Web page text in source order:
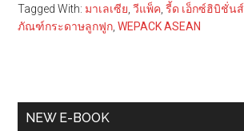
Tagged With: มาเลเซีย,วีแพ็ค,รี้ด เอ็กซ์ฮิบิชั่นส์
ภัณฑ์กระดาษลูกฟูก,WEPACK ASEAN
Primary
NEW E-BOOK